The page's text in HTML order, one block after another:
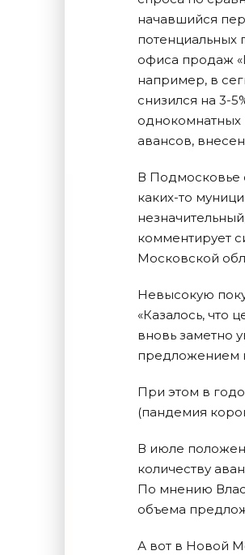
начавшийся
потенциальных
офиса продаж
например, в
снизился на 3-
однокомнатных
авансов,
В Подмосковье
каких-то
комментирует
Московской
Невысокую
«Казалось, что
вновь заметно
предложением
При этом в
(пандемия
В июле
количеству
По мнению
объема
А вот в Новой